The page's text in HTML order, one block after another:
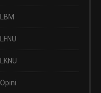
LBM
LFNU
LKNU
Opini